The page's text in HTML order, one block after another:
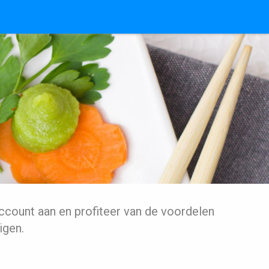
aan en profiteer van de voordelen